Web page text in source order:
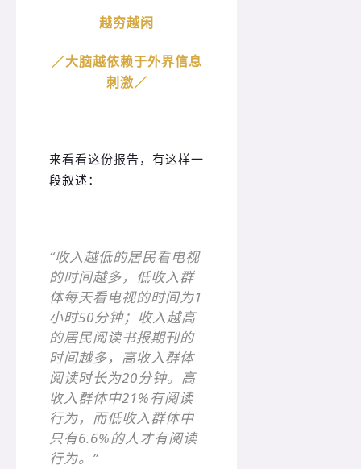
越穷越闲
／大脑越依赖于外界信息
刺激／
来看看这份报告，有这样一
段叙述：
“收入越低的居民看电视
的时间越多，低收入群
体每天看电视的时间为1
小时50分钟；收入越高
的居民阅读书报期刊的
时间越多，高收入群体
阅读时长为20分钟。高
收入群体中21%有阅读
行为，而低收入群体中
只有6.6%的人才有阅读
行为。”